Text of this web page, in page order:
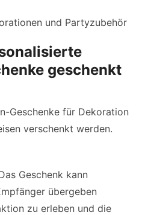
und Partyzubehör
geschenkt
Geschenke für Dekoration
verschenkt werden.
Geschenk kann
übergeben
zu erleben und die